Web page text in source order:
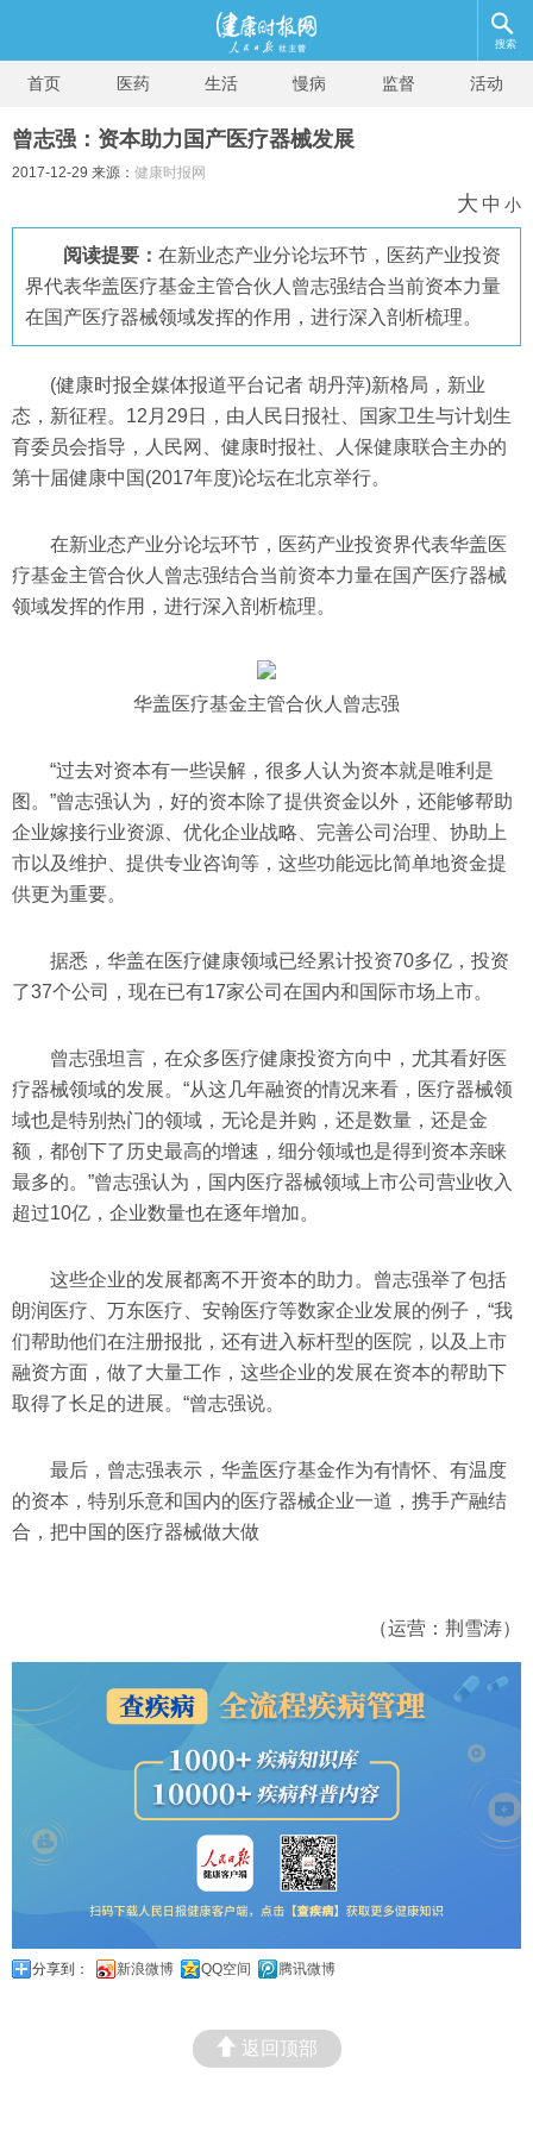
搜索
首页 医药 生活 慢病 监督 活动
曾志强：资本助力国产医疗器械发展
2017-12-29 来源： 健康时报网
大 中 小
阅读提要： 在新业态产业分论坛环节，医药产业投资
界代表华盖医疗基金主管合伙人曾志强结合当前资本力量
在国产医疗器械领域发挥的作用，进行深入剖析梳理。
(健康时报全媒体报道平台记者 胡丹萍)新格局，新业
态，新征程。12月29日，由人民日报社、国家卫生与计划生
育委员会指导，人民网、健康时报社、人保健康联合主办的
第十届健康中国(2017年度)论坛在北京举行。
在新业态产业分论坛环节，医药产业投资界代表华盖医
疗基金主管合伙人曾志强结合当前资本力量在国产医疗器械
领域发挥的作用，进行深入剖析梳理。
华盖医疗基金主管合伙人曾志强
“过去对资本有一些误解，很多人认为资本就是唯利是
图。”曾志强认为，好的资本除了提供资金以外，还能够帮助
企业嫁接行业资源、优化企业战略、完善公司治理、协助上
市以及维护、提供专业咨询等，这些功能远比简单地资金提
供更为重要。
据悉，华盖在医疗健康领域已经累计投资70多亿，投资
了37个公司，现在已有17家公司在国内和国际市场上市。
曾志强坦言，在众多医疗健康投资方向中，尤其看好医
疗器械领域的发展。“从这几年融资的情况来看，医疗器械领
域也是特别热门的领域，无论是并购，还是数量，还是金
额，都创下了历史最高的增速，细分领域也是得到资本亲睐
最多的。”曾志强认为，国内医疗器械领域上市公司营业收入
超过10亿，企业数量也在逐年增加。
这些企业的发展都离不开资本的助力。曾志强举了包括
朗润医疗、万东医疗、安翰医疗等数家企业发展的例子，“我
们帮助他们在注册报批，还有进入标杆型的医院，以及上市
融资方面，做了大量工作，这些企业的发展在资本的帮助下
取得了长足的进展。“曾志强说。
最后，曾志强表示，华盖医疗基金作为有情怀、有温度
的资本，特别乐意和国内的医疗器械企业一道，携手产融结
合，把中国的医疗器械做大做
（运营：荆雪涛）
分享到： 新浪微博 QQ空间 腾讯微博
返回顶部